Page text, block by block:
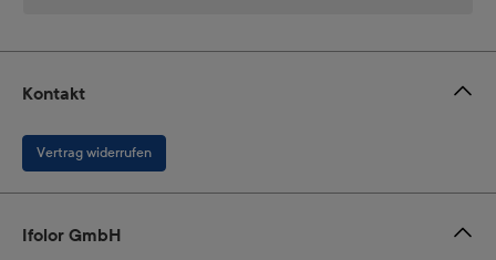
Kontakt
Vertrag widerrufen
Ifolor GmbH